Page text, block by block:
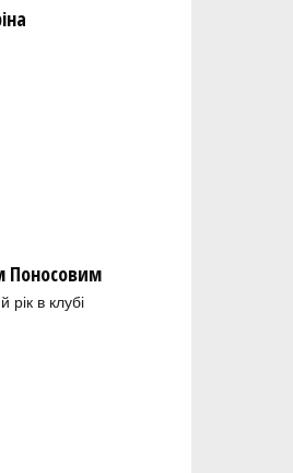
Поносовим
рік в клубі